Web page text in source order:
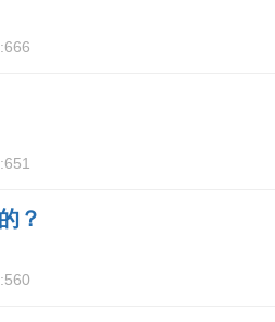
666
651
？
560